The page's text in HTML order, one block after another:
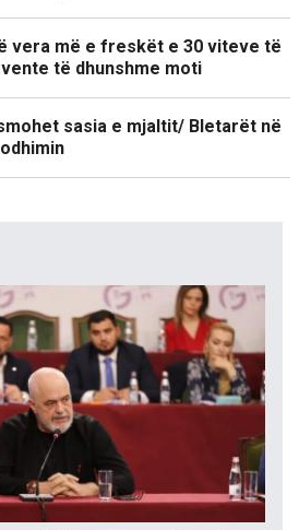
vera më e freskët e 30 viteve të
të dhunshme moti
sasia e mjaltit/ Bletarët në